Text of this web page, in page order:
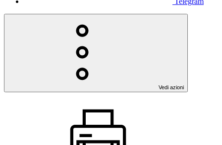
Vedi azioni